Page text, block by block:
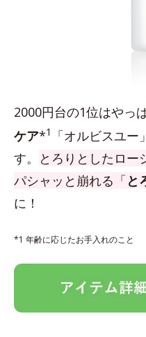
2000円台の1位はやっ
ケア*1
「オルビスユ
す。
とろりとしたロー
パシャッと崩れる「と
に！
*1 年齢に応じたお手入れのこと